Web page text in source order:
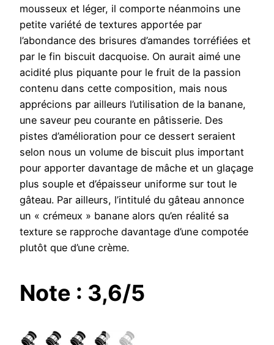
mousseux et léger, il comporte néanmoins une
petite variété de textures apportée par
l’abondance des brisures d’amandes torréfiées et
par le fin biscuit dacquoise. On aurait aimé une
acidité plus piquante pour le fruit de la passion
contenu dans cette composition, mais nous
apprécions par ailleurs l’utilisation de la banane,
une saveur peu courante en pâtisserie. Des
pistes d’amélioration pour ce dessert seraient
selon nous un volume de biscuit plus important
pour apporter davantage de mâche et un glaçage
plus souple et d’épaisseur uniforme sur tout le
gâteau. Par ailleurs, l’intitulé du gâteau annonce
un « crémeux » banane alors qu’en réalité sa
texture se rapproche davantage d’une compotée
plutôt que d’une crème.
Note : 3,6/5